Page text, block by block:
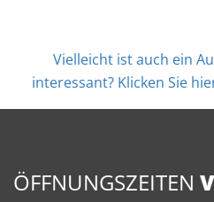
Vielleicht ist auch ein
interessant? Klicken Sie
ÖFFNUNGSZEITEN